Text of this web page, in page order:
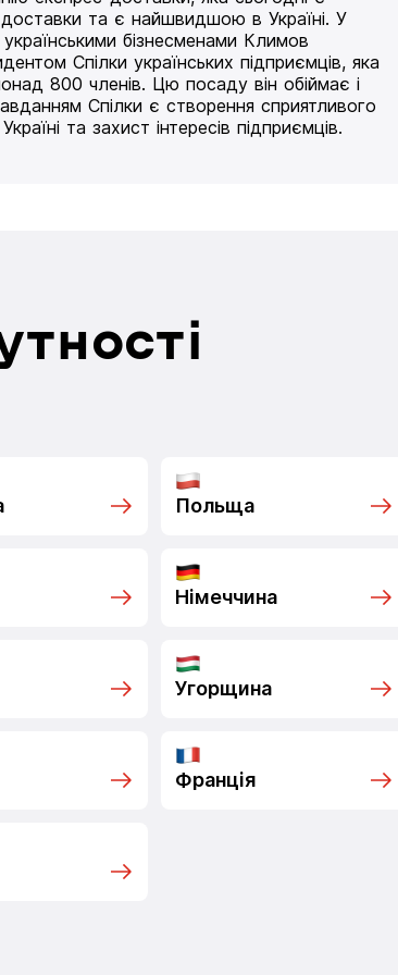
та є найшвидшою в Україні. У
бізнесменами Климов
Спілки українських підприємців, яка
800 членів. Цю посаду він обіймає і
Спілки є створення сприятливого
та захист інтересів підприємців.
Польща
Німеччина
Угорщина
Франція